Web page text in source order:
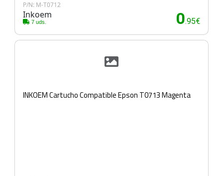
P/N: M-T0712
Inkoem
7 uds. 0.95€
INKOEM Cartucho Compatible Epson T0713 Magenta